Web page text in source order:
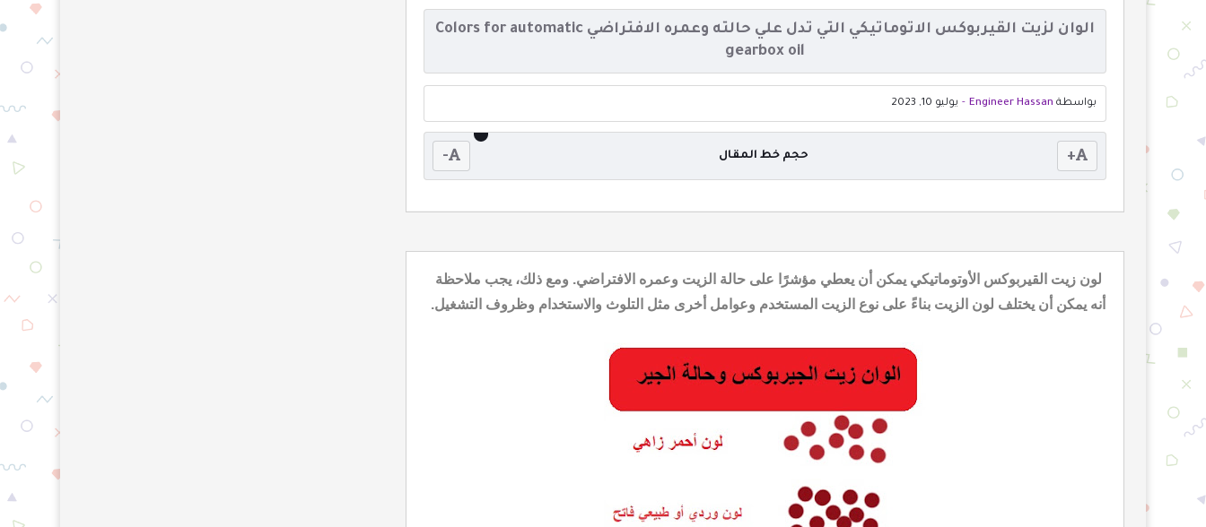
الوان لزيت القيربوكس الاتوماتيكي التي تدل علي حالته وعمره الافتراضي Colors for automatic
gearbox oil
بواسطة Engineer Hassan
- يوليو 10, 2023
+ حجم خط المقال -
لون زيت القيربوكس الأوتوماتيكي يمكن أن يعطي مؤشرًا على حالة الزيت وعمره الافتراضي. ومع ذلك، يجب ملاحظة
أنه يمكن أن يختلف لون الزيت بناءً على نوع الزيت المستخدم وعوامل أخرى مثل التلوث والاستخدام وظروف التشغيل.